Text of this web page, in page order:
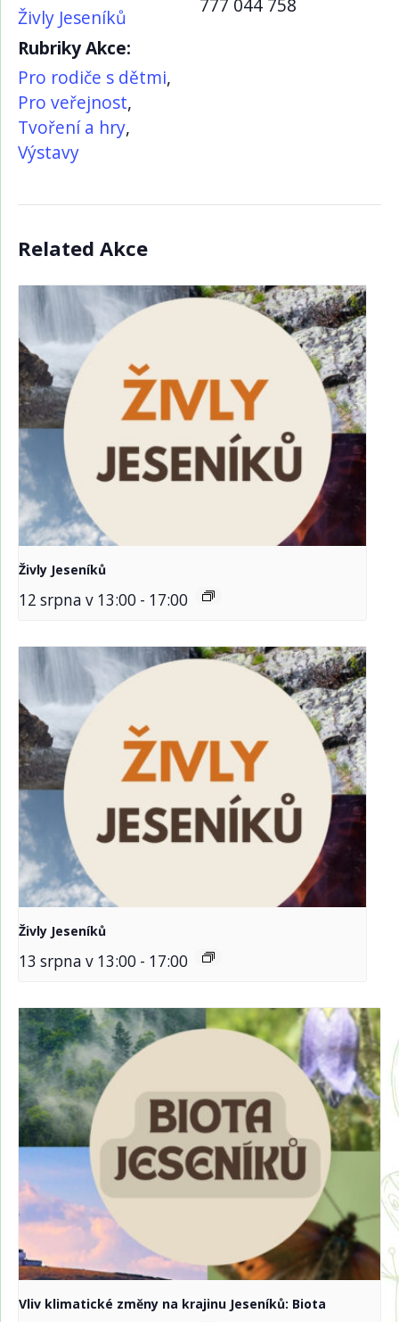
Živly Jeseníků
Rubriky Akce:
Pro rodiče s dětmi,
Pro veřejnost,
Tvoření a hry,
Výstavy
Related Akce
Živly Jeseníků
12 srpna v 13:00 - 17:00
Živly Jeseníků
13 srpna v 13:00 - 17:00
Vliv klimatické změny na krajinu Jeseníků: Biota